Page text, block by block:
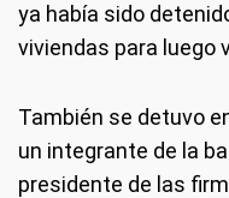
ya había sido
viviendas para luego
También se detuvo
un integrante de la
presidente de las